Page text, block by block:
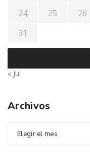
24
25 26
31
« Jul
Archivos
Elegir el mes